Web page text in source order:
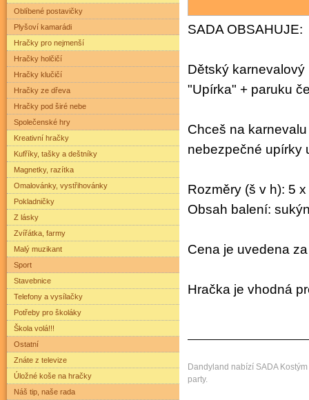
SADA OBSAHUJE:
Dětský
"Upírka" + paruku
Chceš na
nebezpečné upírky
Rozměry (š v h): 5
Obsah balení:
Cena je uvedena
Hračka je vhodná
Dandyland nabízí SADA
party.
Oblíbené postavičky
Plyšoví kamarádi
Hračky pro nejmenší
Hračky holčičí
Hračky klučičí
Hračky ze dřeva
Hračky pod širé nebe
Společenské hry
Kreativní hračky
Kufříky, tašky a deštníky
Magnetky, razítka
Omalovánky, vystřihovánky
Pokladničky
Z lásky
Zvířátka, farmy
Malý muzikant
Sport
Stavebnice
Telefony a vysílačky
Potřeby pro školáky
Škola volá!!!
Ostatní
Znáte z televize
Úložné koše na hračky
Náš tip, naše rada